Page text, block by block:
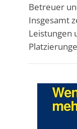
Betreuer
Insgesamt
Leistungen